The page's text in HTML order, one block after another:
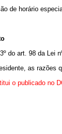
de horário
do art. 98 da Lei
as razões
o publicado no